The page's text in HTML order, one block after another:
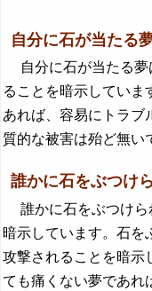
自分に石が当たる
自分に石が当たる夢
ることを暗示していま
あれば、容易にトラブ
質的な被害は殆ど無い
誰かに石をぶつけ
誰かに石をぶつけら
暗示しています。石を
攻撃されることを暗示
ても痛くない夢であれ